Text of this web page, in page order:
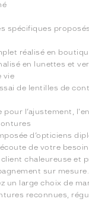
spécifiques
réalisé en
en lunettes et
vie
de lentilles de
pour l’ajustement,
d’opticiens
de votre
chaleureuse et
sur mesure.
un large choix de
reconnues,